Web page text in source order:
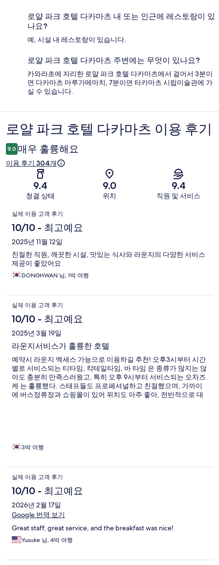
로얄 파크 호텔 다카마츠 내 또는 인근에 레스토랑이 있
나요?
예, 시설 내 레스토랑이 있습니다.
로얄 파크 호텔 다카마츠 주변에는 무엇이 있나요?
카와라초에 자리한 로얄 파크 호텔 다카마츠에서 걸어서 3분이
면 다카마츠 마루가메마치, 7분이면 타카마츠 시립미술관에 가
실 수 있습니다.
이
용
후
로얄 파크 호텔 다카마츠 이용 후기
9.0 매우 훌륭해요
이용 후기 304개
9.4
청결 상태
9.0
위치
9.4
직원 및 서비스
이
용
후
기
실제 이용 고객 후기
10/10 - 최고예요
2025년 11월 12일
친절한 직원, 깨끗한 시설, 맛있는 식사와 라운지의 다양한 서비스
제공이 좋았어요
DONGHWAN 님, 1박 여행
실제 이용 고객 후기
10/10 - 최고예요
2025년 3월 19일
라운지서비스가 훌륭한 호텔
예약시 라운지 엑세스 가능으로 이용하길 추천! 오후3시부터 시간
별로 서비스되는 티타임, 칵테일타임, 바 타임 은 종류가 많지는 않
아도 충분히 만족스러웠고, 특히 오후 9시부터 서비스되는 오차즈
케 는 훌륭했다. 스태프들도 프로페셔널하고 친절했으며, 가까이
에 버스정류장과 쇼핑몰이 있어 위치도 아주 좋아, 전반적으로 대
3박 여행
실제 이용 고객 후기
10/10 - 최고예요
2026년 2월 17일
Google 번역 보기
Great staff, great service, and the breakfast was nice!
Yusuke 님, 4박 여행